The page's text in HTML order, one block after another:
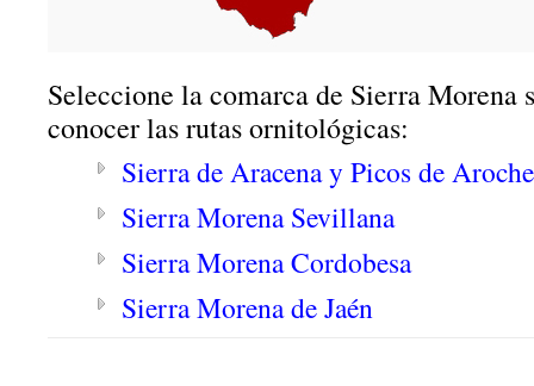
Seleccione la comarca de Sierra Morena
conocer las rutas ornitológicas:
Sierra de Aracena y Picos de
Sierra Morena Sevillana
Sierra Morena Cordobesa
Sierra Morena de Jaén